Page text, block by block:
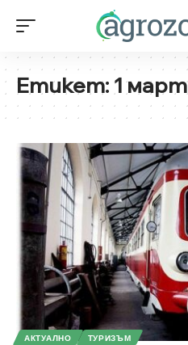
Етикет:1 март
АКТУАЛНО ТУРИЗЪМ